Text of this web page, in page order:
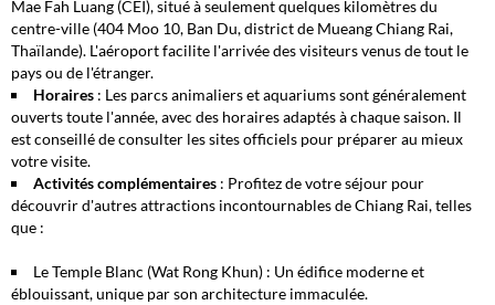
Mae Fah Luang (CEI), situé à seulement quelques kilomètres du
centre-ville (404 Moo 10, Ban Du, district de Mueang Chiang Rai,
Thaïlande). L'aéroport facilite l'arrivée des visiteurs venus de tout le
pays ou de l'étranger.
Horaires : Les parcs animaliers et aquariums sont généralement
ouverts toute l'année, avec des horaires adaptés à chaque saison. Il
est conseillé de consulter les sites officiels pour préparer au mieux
votre visite.
Activités complémentaires : Profitez de votre séjour pour
découvrir d'autres attractions incontournables de Chiang Rai, telles
que :
Le Temple Blanc (Wat Rong Khun) : Un édifice moderne et
éblouissant, unique par son architecture immaculée.